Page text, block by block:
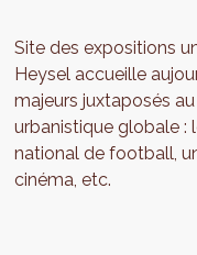
Site des expositions
Heysel accueille
majeurs juxtaposés
urbanistique globale :
national de football,
cinéma, etc.